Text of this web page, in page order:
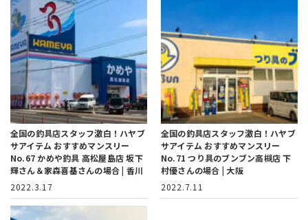
全国の釣具店スタッフ激白！ハヤブ
サアイテム おすすめマンスリー
No.67 かめや釣具 高松屋島店 坂下
輝さん＆家森喜基さんの場合 | 香川
2022.3.17
全国の釣具店スタッフ激白！ハヤブ
サアイテム おすすめマンスリー
No.71 つり具のブンブン高槻店 下
村優さんの場合 | 大阪
2022.7.11